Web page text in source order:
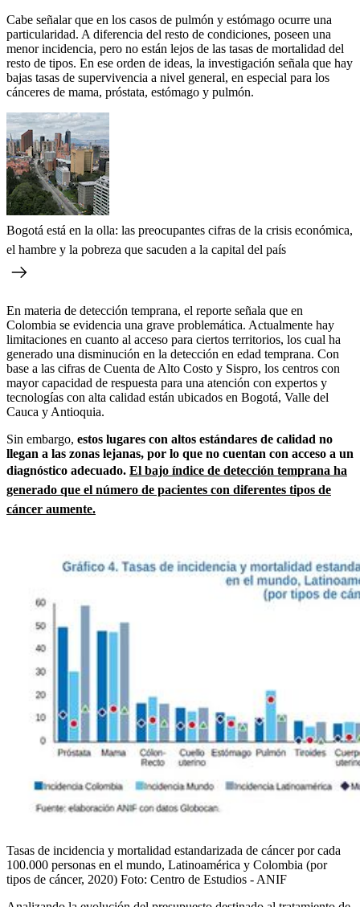
Cabe señalar que en los casos de pulmón y estómago ocurre una
particularidad. A diferencia del resto de condiciones, poseen una
menor incidencia, pero no están lejos de las tasas de mortalidad del
resto de tipos. En ese orden de ideas, la investigación señala que hay
bajas tasas de supervivencia a nivel general, en especial para los
cánceres de mama, próstata, estómago y pulmón.
Bogotá está en la olla: las preocupantes cifras de la crisis económica,
el hambre y la pobreza que sacuden a la capital del país
En materia de detección temprana, el reporte señala que en
Colombia se evidencia una grave problemática. Actualmente hay
limitaciones en cuanto al acceso para ciertos territorios, los cual ha
generado una disminución en la detección en edad temprana. Con
base a las cifras de Cuenta de Alto Costo y Sispro, los centros con
mayor capacidad de respuesta para una atención con expertos y
tecnologías con alta calidad están ubicados en Bogotá, Valle del
Cauca y Antioquia.
Sin embargo, estos lugares con altos estándares de calidad no
llegan a las zonas lejanas, por lo que no cuentan con acceso a un
diagnóstico adecuado. El bajo índice de detección temprana ha
generado que el número de pacientes con diferentes tipos de
cáncer aumente.
Tasas de incidencia y mortalidad estandarizada de cáncer por cada
100.000 personas en el mundo, Latinoamérica y Colombia (por
tipos de cáncer, 2020) Foto: Centro de Estudios - ANIF